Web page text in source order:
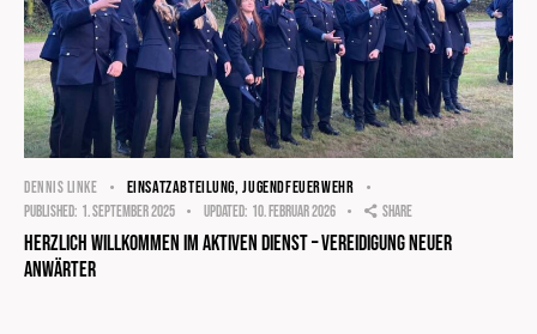
DENNIS LINKE EINSATZABTEILUNG,JUGENDFEUERWEHR
Published: 1. September 2025 Updated: 10. Februar 2026 Share
Herzlich Willkommen im aktiven Dienst – Vereidigung neuer
Anwärter